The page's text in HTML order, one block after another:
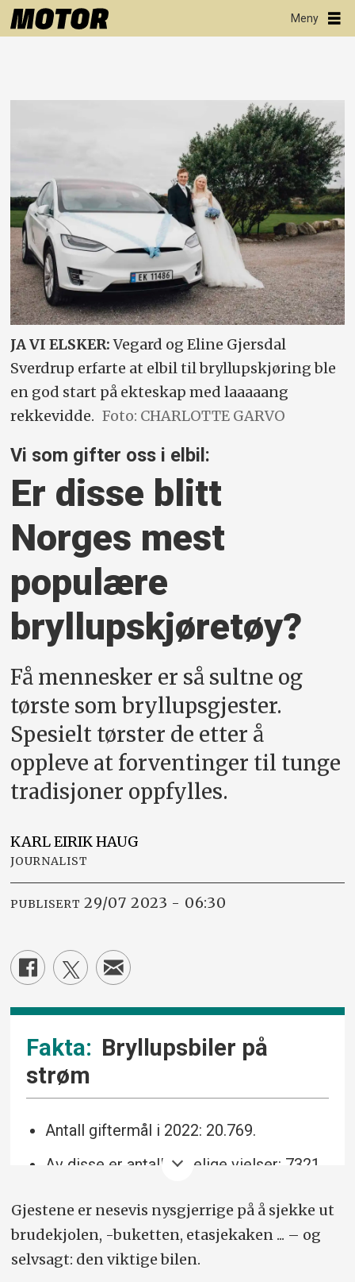
JA VI ELSKER:Vegard og Eline Gjersdal
Sverdrup erfarte at elbil til bryllupskjøring ble
en god start på ekteskap med laaaaang
rekkevidde. Foto: CHARLOTTE GARVO
Vi som gifter oss i elbil:
Er disse blitt
Norges mest
populære
bryllupskjøretøy?
Få mennesker er så sultne og
tørste som bryllupsgjester.
Spesielt tørster de etter å
oppleve at forventinger til tunge
tradisjoner oppfylles.
KARL EIRIKHAUG
JOURNALIST
PUBLISERT 29/07 2023 - 06:30
Bryllupsbiler på
strøm
Antall giftermål i 2022: 20.769.
Av disse er antall kirkelige vielser: 7321.
personbiler.
79% av disse er elbiler.
Gjestene er nesevis nysgjerrige på å sjekke ut
brudekjolen, -buketten, etasjekaken ... – og
selvsagt: den viktige bilen.